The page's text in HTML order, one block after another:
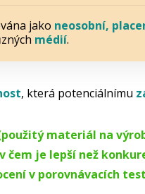
jako neosobní,
médií.
, která potenciálnímu
materiál na
čem je lepší než
v porovnávacích